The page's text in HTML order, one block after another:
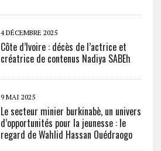
4 DÉCEMBRE 2025
Côte d’Ivoire : décès de l’actrice et
créatrice de contenus Nadiya SABEh
9 MAI 2025
Le secteur minier burkinabè, un univers
d’opportunités pour la jeunesse : le
regard de Wahlid Hassan Ouédraogo